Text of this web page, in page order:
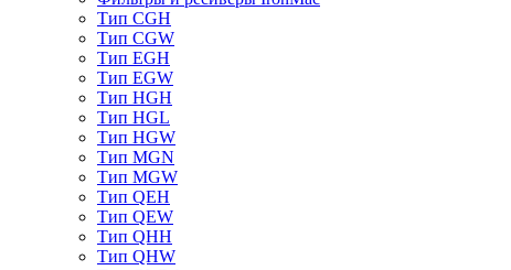
Тип CGH
Тип CGW
Тип EGH
Тип EGW
Тип HGH
Тип HGL
Тип HGW
Тип MGN
Тип MGW
Тип QEH
Тип QEW
Тип QHH
Тип QHW